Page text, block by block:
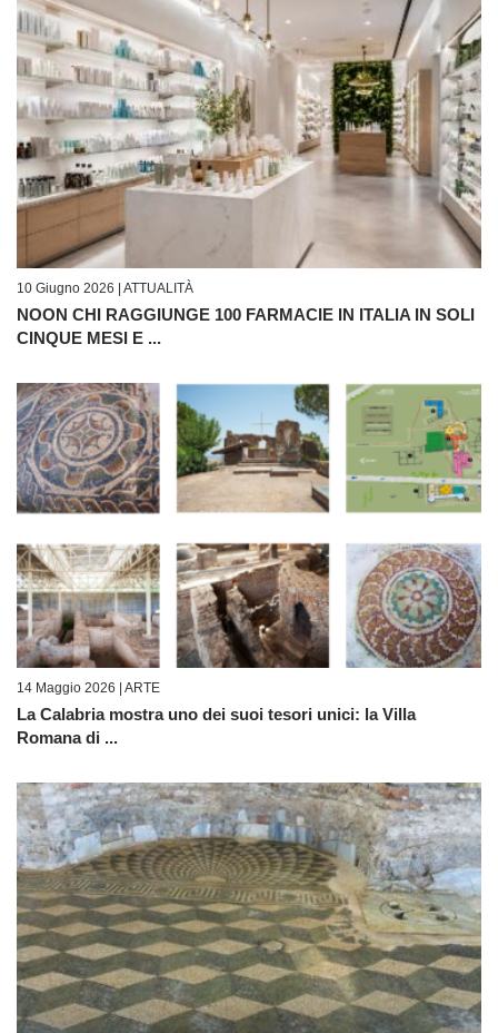
10 Giugno 2026 | ATTUALITÀ
NOON CHI RAGGIUNGE 100 FARMACIE IN ITALIA IN SOLI
CINQUE MESI E ...
14 Maggio 2026 | ARTE
La Calabria mostra uno dei suoi tesori unici: la Villa
Romana di ...